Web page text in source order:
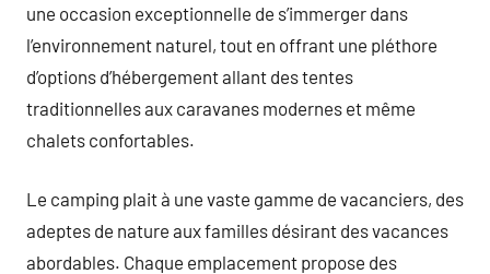
une occasion exceptionnelle de s’immerger dans
l’environnement naturel, tout en offrant une pléthore
d’options d’hébergement allant des tentes
traditionnelles aux caravanes modernes et même
chalets confortables.
Le camping plait à une vaste gamme de vacanciers, des
adeptes de nature aux familles désirant des vacances
abordables. Chaque emplacement propose des